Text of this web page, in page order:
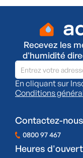
Recevez les
d'humidité
En cliquant sur
Conditions
Contactez-nous
0800 97 467
Heures